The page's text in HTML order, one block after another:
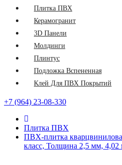
Плитка ПВХ
Керамогранит
3D Панели
Молдинги
Плинтус
Подложка Вспененная
Клей Для ПВХ Покрытий
+7 (964) 23-08-330
Плитка ПВХ
ПВХ-плитка
класс, Толщина 2,5 мм, 4,02